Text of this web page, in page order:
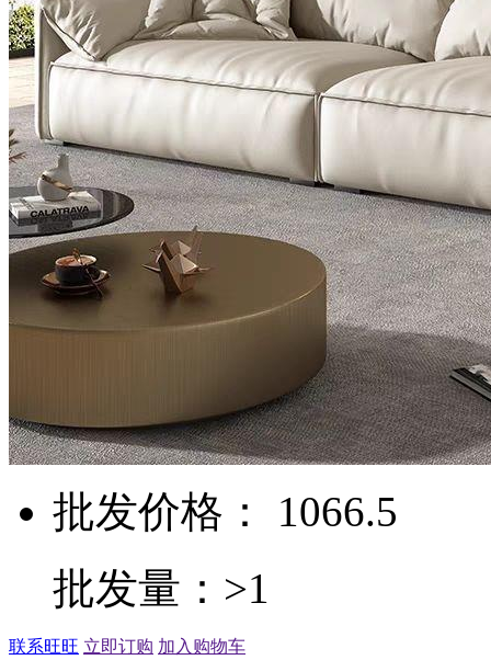
批发价格： 1066.5
批发量：>1
联系旺旺 立即订购 加入购物车